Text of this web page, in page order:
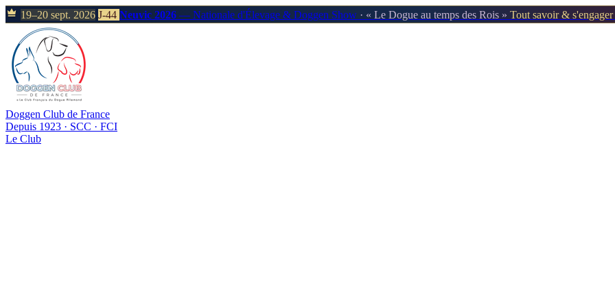
19–20 sept. 2026 J-44 Neuvic 2026 — Nationale d'Élevage & Doggen Show · « Le Dogue au temps des Rois » Tout savoir &
Doggen Club de France
Depuis 1923 · SCC · FCI
Le Club